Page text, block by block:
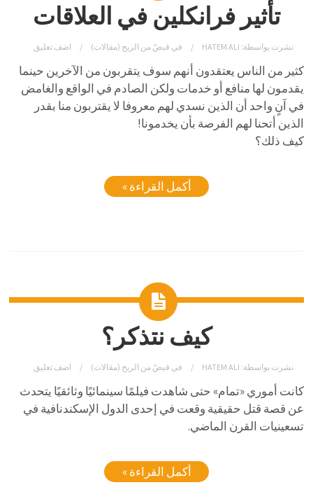
تأثير فرانكلين في العلاقات
نشرت بواسطة: HATEM ALI في قبضٌ من الريح (مقالات) اضف تعليق
كثير من الناس يعتقدون أنهم سوف يتقربون من الآخرين حينما
يقدمون لها منافع أو خدمات ولكن الصادم في الواقع والغامض
في آنٍ واحد أن الذين نسدي لهم معروفا لا يقتربون منا بقدر
الذين أتحنا لهم الفرصة بأن يخدمونا!
كيف ذلك؟
أكمل القراءة »
كيف نتذكر؟
نشرت بواسطة: HATEM ALI في قبضٌ من الريح (مقالات) اضف تعليق
كانت أموري «تمام» حتى شاهدت فيلمًا سينمائيًا وثائقيًا يتحدث
عن قصة قتل حقيقية وقعت في إحدى الدول الإسكندنافية في
تسعينيات القرن الماضي.
أكمل القراءة »